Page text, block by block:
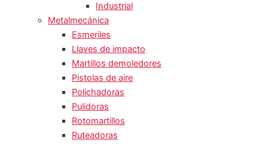
Industrial
Metalmecánica
Esmeriles
Llaves de impacto
Martillos demoledores
Pistolas de aire
Polichadoras
Pulidoras
Rotomartillos
Ruteadoras